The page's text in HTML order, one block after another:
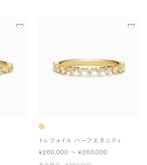
トレフォイル ハーフエタニティ
¥260,000 〜 ¥260,000